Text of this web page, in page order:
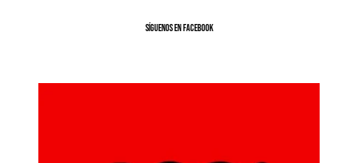
SíGUENOS EN FACEBOOK